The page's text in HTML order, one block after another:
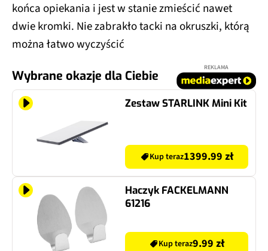
końca opiekania i jest w stanie zmieścić nawet
dwie kromki. Nie zabrakło tacki na okruszki, którą
można łatwo wyczyścić
Wybrane okazje dla Ciebie
REKLAMA
Zestaw STARLINK Mini Kit
Kup teraz1399.99 zł
Haczyk FACKELMANN
61216
Kup teraz9.99 zł